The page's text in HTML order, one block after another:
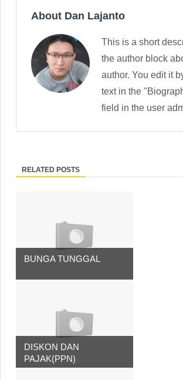
About Dan Lajanto
This is a short
the author block
author. You edit it
text in the
field in the user
RELATED POSTS
BUNGA TUNGGAL
DISKON DAN
PAJAK(PPN)